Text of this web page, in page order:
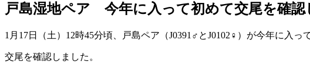
戸島湿地ペア 今年に入って初めて交尾を確認
1月17日（土）12時45分頃、戸島ペア（J0391♂とJ0102♀）が今年に入っ
交尾を確認しました。